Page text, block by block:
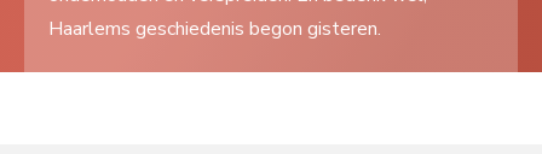
Haarlems geschiedenis begon gisteren.